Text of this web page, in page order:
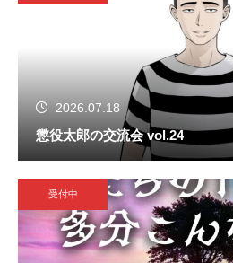
2026.07.18
懲役太郎の交流会 vol.24
受付中